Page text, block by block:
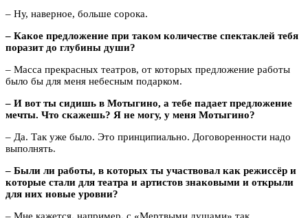
– Ну, наверное, больше сорока.
– Какое предложение при таком количестве спектаклей тебя
поразит до глубины души?
– Масса прекрасных театров, от которых предложение работы
было бы для меня небесным подарком.
– И вот ты сидишь в Мотыгино, а тебе падает предложение
мечты. Что скажешь? Я не могу, у меня Мотыгино?
– Да. Так уже было. Это принципиально. Договоренности надо
выполнять.
– Были ли работы, в которых ты участвовал как режиссёр и
которые стали для театра и артистов знаковыми и открыли
для них новые уровни?